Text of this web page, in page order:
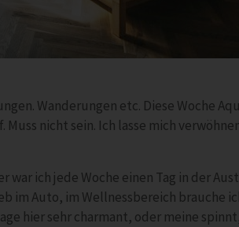
Wanderungen etc. Diese Woche
nicht sein. Ich lasse mich
ich jede Woche einen Tag in der
im Auto, im Wellnessbereich brauche
hier sehr charmant, oder meine